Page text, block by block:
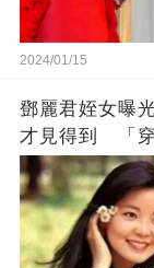
2024/01/15
鄧麗君姪女曝
才見得到 「穿
錯!